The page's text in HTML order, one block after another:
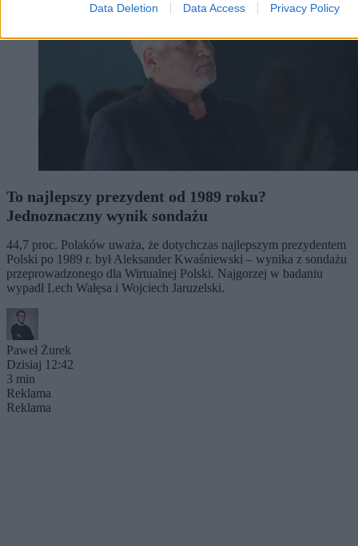
Data Deletion Data Access Privacy Policy
To najlepszy prezydent od 1989 roku?
Jednoznaczny wynik sondażu
44,7 proc. Polaków uważa, że dotychczas najlepszym prezydentem
Polski po 1989 r. był Aleksander Kwaśniewski – wynika z sondażu
przeprowadzonego dla Wirtualnej Polski. Najgorzej w badaniu
wypadł Lech Wałęsa i Wojciech Jaruzelski.
Paweł Żurek
Dzisiaj 12:42
3 min
Reklama
Reklama